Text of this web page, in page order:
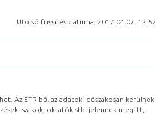
Utolsó frissítés dátuma: 2017.04.07. 12:52
Az ETR-ből az adatok időszakosan kerülnek
szakok, oktatók stb. jelennek meg itt,